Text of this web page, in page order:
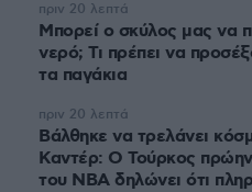
Μπορεί ο σκύλος μας να
νερό; Τι πρέπει να
τα παγάκια
πριν 20 λεπτά
Βάλθηκε να τρελάνει
Καντέρ: Ο Τούρκος
του NBA δηλώνει ότι
πριν 20 λεπτά